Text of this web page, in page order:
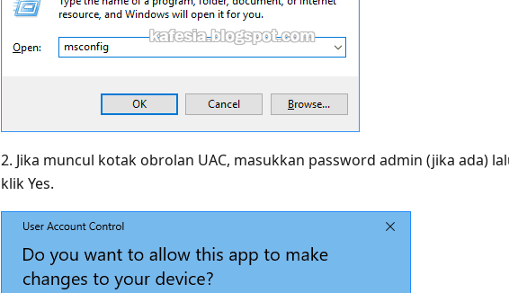
2. Jika muncul kotak obrolan UAC, masukkan password admin (jika ada)
klik Yes.